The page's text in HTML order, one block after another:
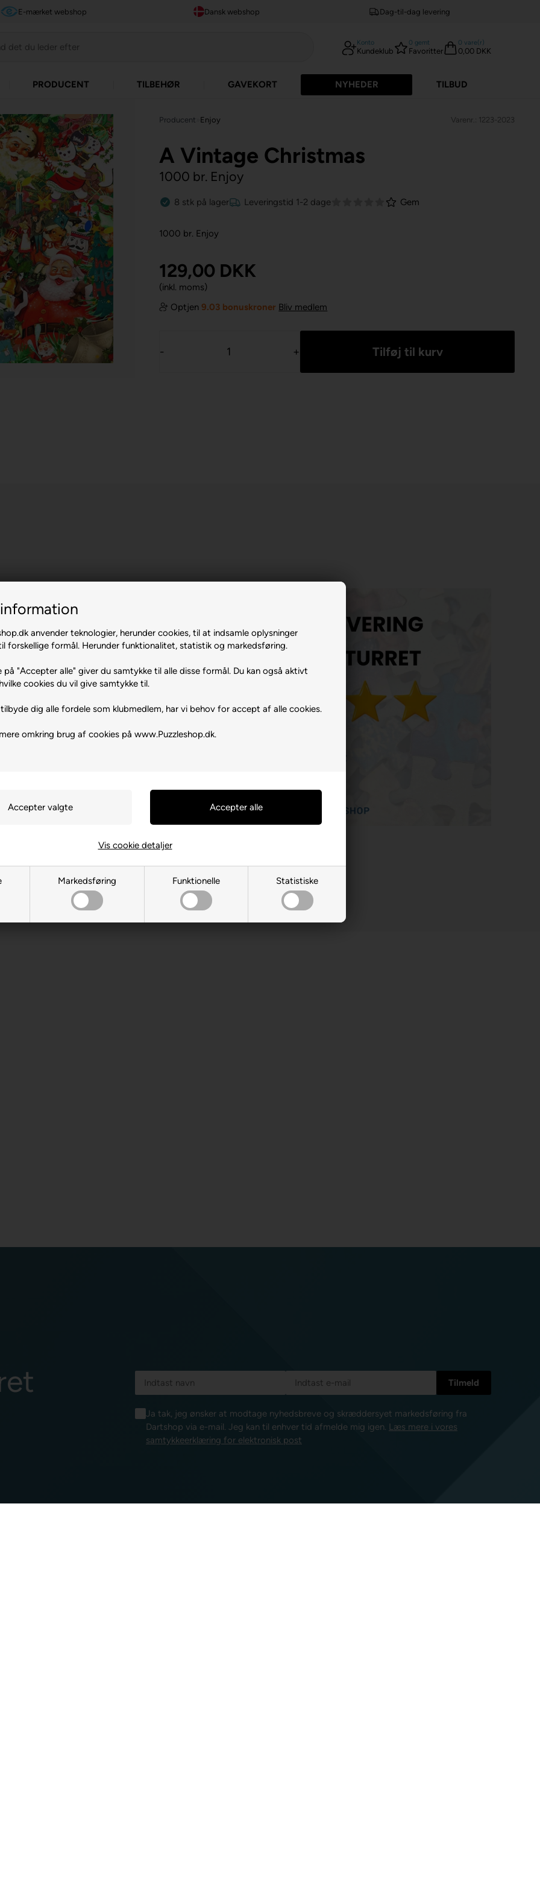
anvender teknologier, herunder cookies, til at indsamle oplysninger
forskellige formål. Herunder funktionalitet, statistik og markedsføring.
på "Accepter alle" giver du samtykke til alle disse formål. Du kan også aktivt
cookies du vil give samtykke til.
dig alle fordele som klubmedlem, har vi behov for accept af alle cookies.
omkring brug af cookies på www.Puzzleshop.dk.
Markedsføring Funktionelle Statistiske
Vis cookie detaljer
E-mærket webshop Dansk webshop Dag-til-dag levering
Konto
Kundeklub
0 gemt
Favoritter
0 vare(r)
0,00 DKK
PRODUCENT TILBEHØR GAVEKORT NYHEDER TILBUD
Producent Enjoy Varenr.: 1223-2023
A Vintage Christmas
1000 br. Enjoy
8 stk på lager Leveringstid 1-2 dage Gem
1000 br. Enjoy
129,00 DKK
(inkl. moms)
Optjen9.03 bonuskroner Bliv medlem
- +
Brasov
Indeholder små dele.
Ja tak, jeg ønsker at modtage nyhedsbreve og skræddersyet markedsføring fra
Dartshop via e-mail. Jeg kan til enhver tid afmelde mig igen. Læs mere i vores
samtykkeerklæring for elektronisk post